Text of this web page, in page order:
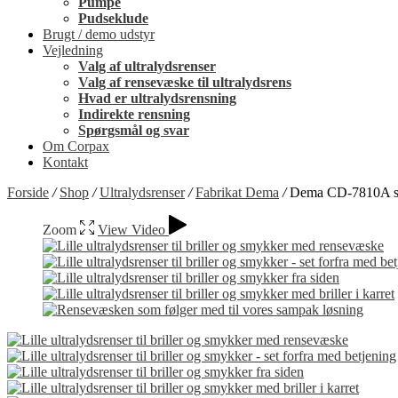
Pudseklude
Brugt / demo udstyr
Vejledning
Valg af ultralydsrenser
Valg af rensevæske til ultralydsrens
Hvad er ultralydsrensning
Indirekte rensning
Spørgsmål og svar
Om Corpax
Kontakt
Forside / Shop / Ultralydsrenser / Fabrikat Dema /Dema CD-7810A
Zoom View Video